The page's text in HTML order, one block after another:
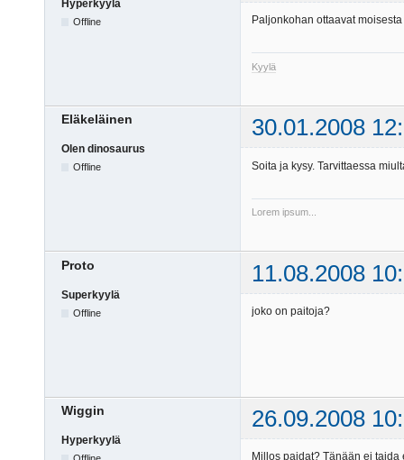
Hyperkyylä
Offline Paljonkohan ottaavat
Kyylä
Eläkeläinen 30.01.2008
Olen dinosaurus
Offline Soita ja kysy. Tarvittaessa
Lorem ipsum...
Proto 11.08.2008
Superkyylä
Offline joko on paitoja?
Wiggin 26.09.2008
Hyperkyylä
Millos paidat? Tänään ei taida